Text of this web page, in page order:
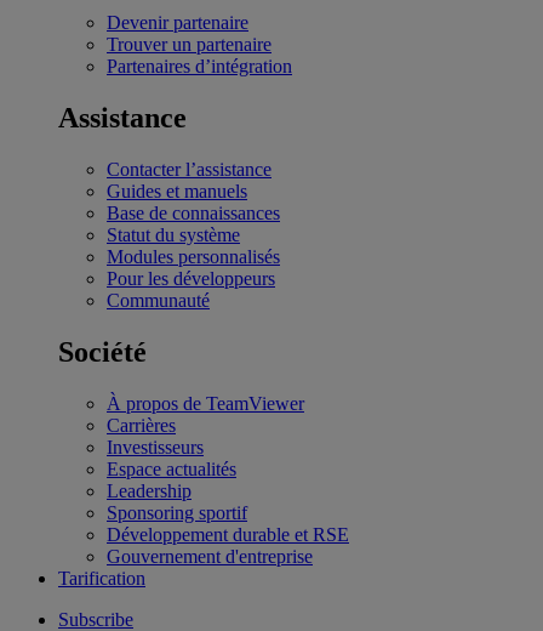
Devenir partenaire
Trouver un partenaire
Partenaires d’intégration
Assistance
Contacter l’assistance
Guides et manuels
Base de connaissances
Statut du système
Modules personnalisés
Pour les développeurs
Communauté
Société
À propos de TeamViewer
Carrières
Investisseurs
Espace actualités
Leadership
Sponsoring sportif
Développement durable et RSE
Gouvernement d'entreprise
Tarification
Subscribe